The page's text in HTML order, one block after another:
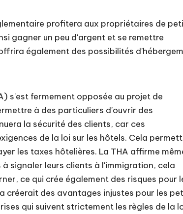
profitera aux propriétaires de
gagner un peu d'argent et se remettre
également des possibilités
s'est fermement opposée au projet de
à des particuliers d'ouvrir des
la sécurité des clients, car ces
de la loi sur les hôtels. Cela
les taxes hôtelières. La THA affirme
signaler leurs clients à l'immigration, cela
ce qui crée également des risques pour
créerait des avantages injustes pour les
qui suivent strictement les règles de la